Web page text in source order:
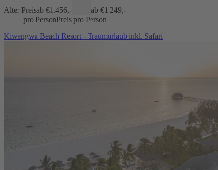
Alter Preisab €1.456,- ab €1.249,-
pro PersonPreis pro Person
Kiwengwa Beach Resort - Traumurlaub inkl. Safari